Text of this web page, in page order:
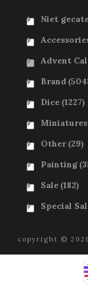
Niet
Advent
Brand
Dice (1227)
Miniatures
Other (29)
Painting
Sale (182)
Special
copyright ©